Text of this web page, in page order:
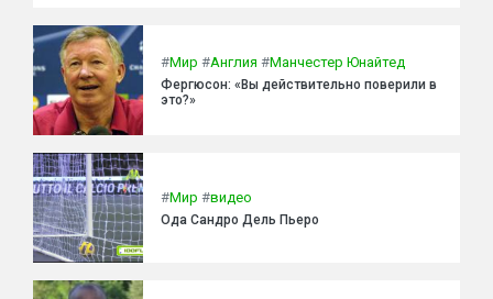
#Мир #Англия #Манчестер Юнайтед
Фергюсон: «Вы действительно поверили в
это?»
#Мир #видео
Ода Сандро Дель Пьеро